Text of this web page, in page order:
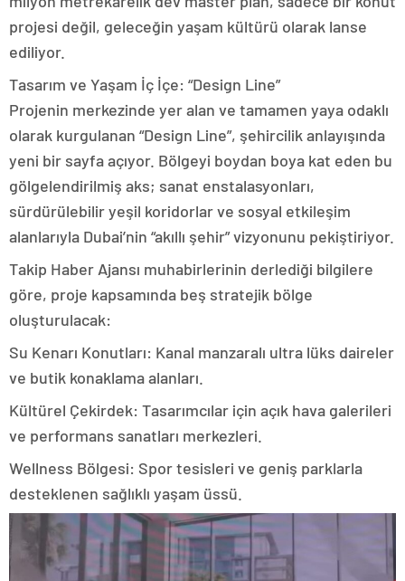
projesi değil, geleceğin yaşam kültürü olarak lanse
ediliyor.
Tasarım ve Yaşam İç İçe: “Design Line”
Projenin merkezinde yer alan ve tamamen yaya odaklı
olarak kurgulanan “Design Line”, şehircilik anlayışında
yeni bir sayfa açıyor. Bölgeyi boydan boya kat eden bu
gölgelendirilmiş aks; sanat enstalasyonları,
sürdürülebilir yeşil koridorlar ve sosyal etkileşim
alanlarıyla Dubai’nin “akıllı şehir” vizyonunu pekiştiriyor.
Takip Haber Ajansı muhabirlerinin derlediği bilgilere
göre, proje kapsamında beş stratejik bölge
oluşturulacak:
Su Kenarı Konutları: Kanal manzaralı ultra lüks daireler
ve butik konaklama alanları.
Kültürel Çekirdek: Tasarımcılar için açık hava galerileri
ve performans sanatları merkezleri.
Wellness Bölgesi: Spor tesisleri ve geniş parklarla
desteklenen sağlıklı yaşam üssü.